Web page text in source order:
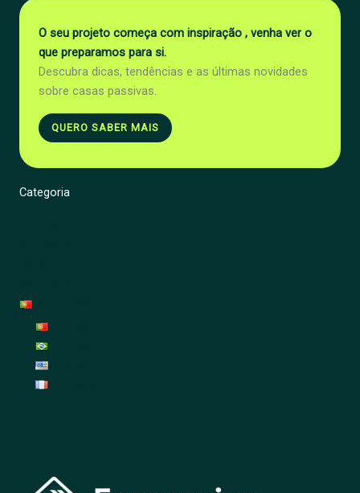
O seu projeto começa com inspiração , venha ver o
que preparamos para si.
Descubra dicas, tendências e as últimas novidades
sobre casas passivas.
QUERO SABER MAIS
Categoria